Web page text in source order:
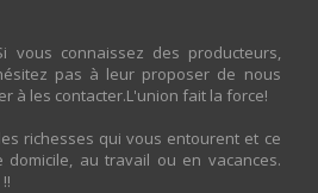
vous connaissez des producteurs,
pas à leur proposer de nous
à les contacter.L'union fait la force!
richesses qui vous entourent et ce
au travail ou en vacances.